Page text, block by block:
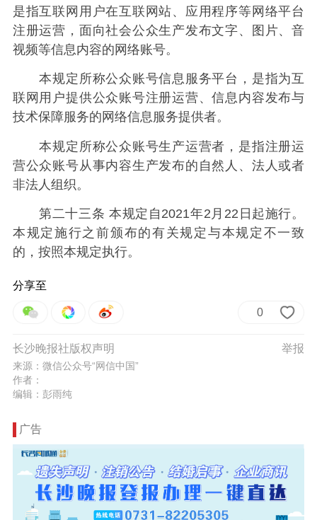
是指互联网用户在互联网站、应用程序等网络平台
注册运营，面向社会公众生产发布文字、图片、音
视频等信息内容的网络账号。
本规定所称公众账号信息服务平台，是指为互
联网用户提供公众账号注册运营、信息内容发布与
技术保障服务的网络信息服务提供者。
本规定所称公众账号生产运营者，是指注册运
营公众账号从事内容生产发布的自然人、法人或者
非法人组织。
第二十三条 本规定自2021年2月22日起施行。
本规定施行之前颁布的有关规定与本规定不一致
的，按照本规定执行。
分享至
0
举报
长沙晚报社版权声明
来源：微信公众号“网信中国”
作者：
编辑：彭雨纯
广告